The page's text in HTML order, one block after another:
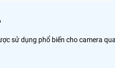
sử dụng phổ biến cho camera